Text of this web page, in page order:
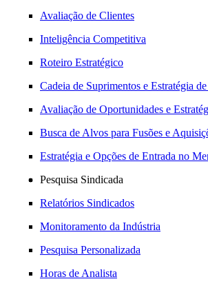
Avaliação de Clientes
Inteligência Competitiva
Roteiro Estratégico
Cadeia de Suprimentos e Estratégia
Avaliação de Oportunidades e
Busca de Alvos para Fusões e
Estratégia e Opções de Entrada no
Pesquisa Sindicada
Relatórios Sindicados
Monitoramento da Indústria
Pesquisa Personalizada
Horas de Analista